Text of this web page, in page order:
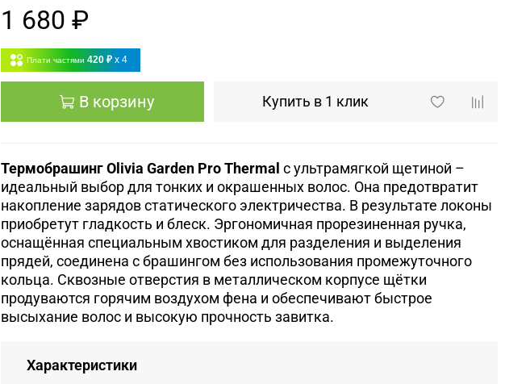
1 680 ₽
Плати частями 420 ₽ x 4
В корзину Купить в 1 клик
Термобрашинг Olivia Garden Pro Thermal с ультрамягкой щетиной –
идеальный выбор для тонких и окрашенных волос. Она предотвратит
накопление зарядов статического электричества. В результате локоны
приобретут гладкость и блеск. Эргономичная прорезиненная ручка,
оснащённая специальным хвостиком для разделения и выделения
прядей, соединена с брашингом без использования промежуточного
кольца. Сквозные отверстия в металлическом корпусе щётки
продуваются горячим воздухом фена и обеспечивают быстрое
высыхание волос и высокую прочность завитка.
Характеристики